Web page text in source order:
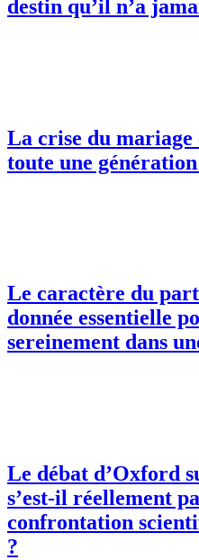
destin qu’il n’a
La crise du mariage
toute une
Le caractère du
donnée essentielle
sereinement dans
Le débat d’Oxford
s’est-il réellement
confrontation
?